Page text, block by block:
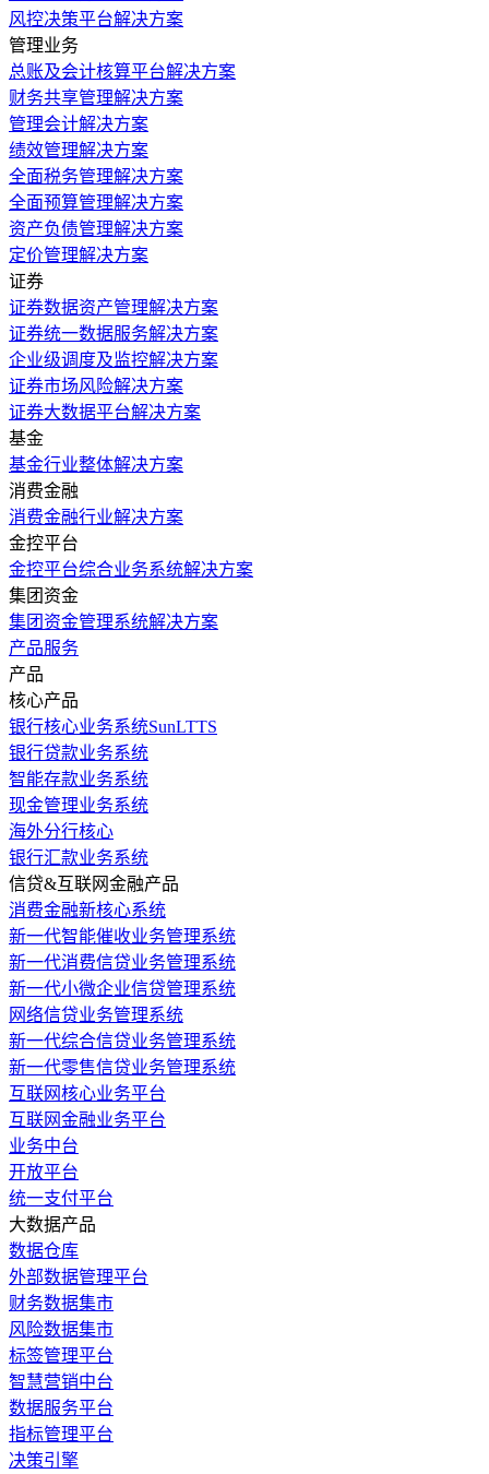
风控决策平台解决方案
管理业务
总账及会计核算平台解决方案
财务共享管理解决方案
管理会计解决方案
绩效管理解决方案
全面税务管理解决方案
全面预算管理解决方案
资产负债管理解决方案
定价管理解决方案
证券
证券数据资产管理解决方案
证券统一数据服务解决方案
企业级调度及监控解决方案
证券市场风险解决方案
证券大数据平台解决方案
基金
基金行业整体解决方案
消费金融
消费金融行业解决方案
金控平台
金控平台综合业务系统解决方案
集团资金
集团资金管理系统解决方案
产品服务
产品
核心产品
银行核心业务系统SunLTTS
银行贷款业务系统
智能存款业务系统
现金管理业务系统
海外分行核心
银行汇款业务系统
信贷&互联网金融产品
消费金融新核心系统
新一代智能催收业务管理系统
新一代消费信贷业务管理系统
新一代小微企业信贷管理系统
网络信贷业务管理系统
新一代综合信贷业务管理系统
新一代零售信贷业务管理系统
互联网核心业务平台
互联网金融业务平台
业务中台
开放平台
统一支付平台
大数据产品
数据仓库
外部数据管理平台
财务数据集市
风险数据集市
标签管理平台
智慧营销中台
数据服务平台
指标管理平台
决策引擎